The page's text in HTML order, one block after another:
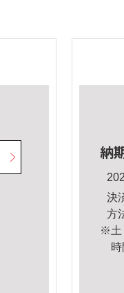
納
決
方
※土